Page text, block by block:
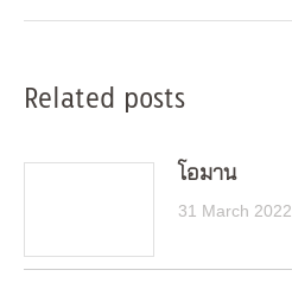
Related posts
โอมาน
31 March 2022